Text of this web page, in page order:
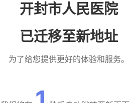
开封市人民医院
已迁移至新地址
为了给您提供更好的体验和服务。